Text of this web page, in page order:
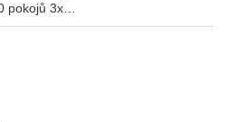
pokojů 3x…